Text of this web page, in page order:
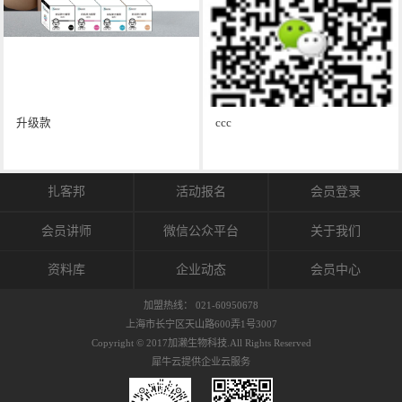
升级款 ccc
扎客邦 活动报名 会员登录
会员讲师 微信公众平台 关于我们
资料库 企业动态 会员中心
加盟热线： 021-60950678
上海市长宁区天山路600弄1号3007
Copyright © 2017加濑生物科技.All Rights Reserved
犀牛云提供企业云服务